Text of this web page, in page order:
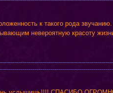
к такого рода
невероятную красоту